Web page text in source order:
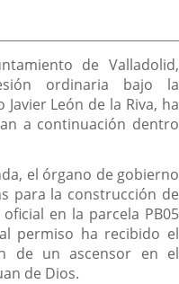
externa.externa.
de Valladolid,
ordinaria bajo la
Javier León de la Riva, ha
a continuación dentro
el órgano de gobierno
para la construcción de
en la parcela PB05
permiso ha recibido el
de un ascensor en el
de Dios.